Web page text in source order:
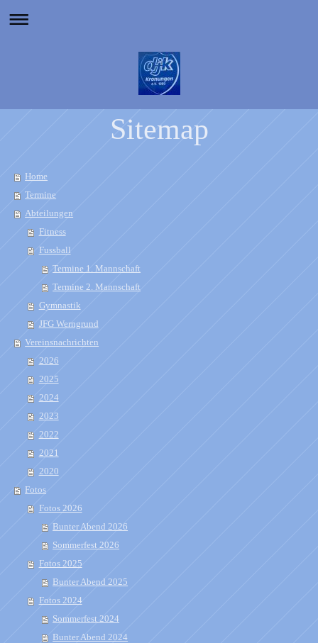
Sitemap
Home
Termine
Abteilungen
Fitness
Fussball
Termine 1. Mannschaft
Termine 2. Mannschaft
Gymnastik
JFG Werngrund
Vereinsnachrichten
2026
2025
2024
2023
2022
2021
2020
Fotos
Fotos 2026
Bunter Abend 2026
Sommerfest 2026
Fotos 2025
Bunter Abend 2025
Fotos 2024
Sommerfest 2024
Bunter Abend 2024